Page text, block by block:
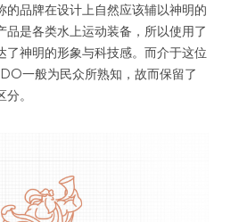
的品牌在设计上自然应该辅以神明的
品是各类水上运动装备，所以使用了
了神明的形象与科技感。而介于这位
一般为民众所熟知，故而保留了
。